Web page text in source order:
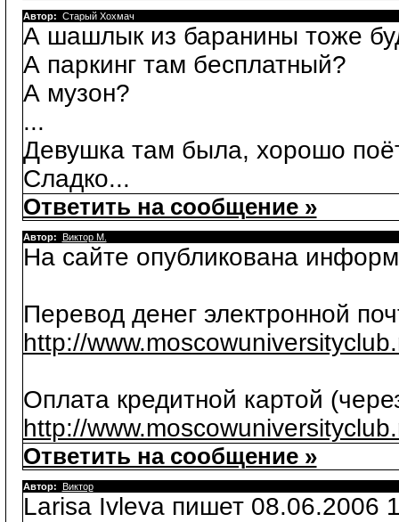
Автор: Старый Хохмач
А шашлык из баранины тоже
А паркинг там бесплатный?
А музон?
...
Девушка там была, хорошо
Сладко...
Ответить на сообщение »
Автор: Виктор М.
На сайте опубликована
Перевод денег электронной
http://
Оплата кредитной картой
http://
Ответить на сообщение »
Автор: Виктор
Larisa Ivleva пишет 08.06.2006